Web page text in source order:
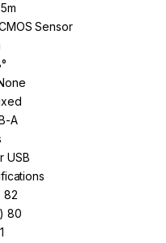
Sensor
A
USB
82
80